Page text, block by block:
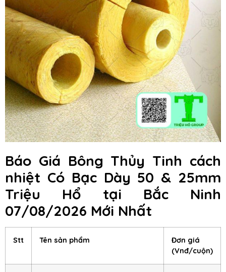
Báo Giá Bông Thủy Tinh cách
nhiệt Có Bạc Dày 50 & 25mm
Triệu Hổ tại Bắc Ninh
07/08/2026 Mới Nhất
Stt Tên sản phẩm
Đơn giá
(Vnđ/cuộn)